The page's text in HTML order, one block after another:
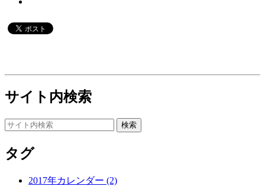
サイト内検索
タグ
2017年カレンダー (2)